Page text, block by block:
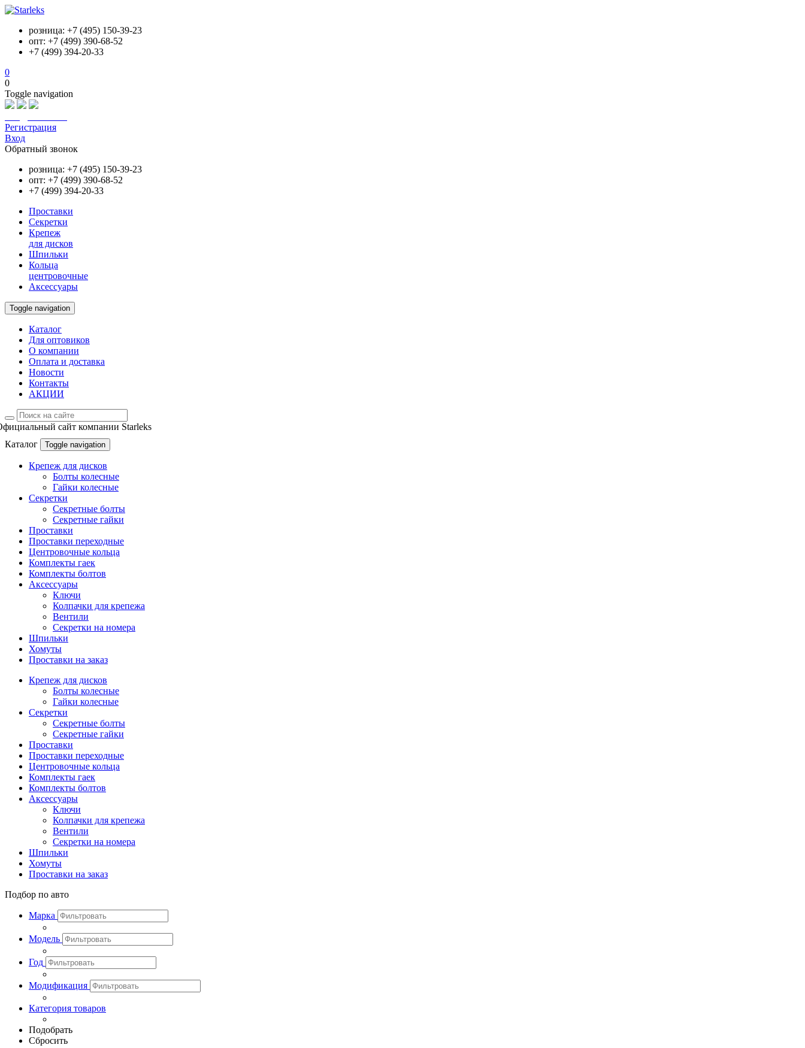
розница: +7 (495) 150-39-23
опт: +7 (499) 390-68-52
+7 (499) 394-20-33
0
0
Toggle navigation
Регистрация
Вход
Обратный звонок
розница: +7 (495) 150-39-23
опт: +7 (499) 390-68-52
+7 (499) 394-20-33
Проставки
Секретки
Крепеж
для дисков
Шпильки
Кольца
центровочные
Аксессуары
Toggle navigation
Каталог
Для оптовиков
О компании
Оплата и доставка
Новости
Контакты
АКЦИИ
сайт компании Starleks
Каталог
Toggle navigation
Крепеж для дисков
Болты колесные
Гайки колесные
Секретки
Секретные болты
Секретные гайки
Проставки
Проставки переходные
Центровочные кольца
Комплекты гаек
Комплекты болтов
Аксессуары
Ключи
Колпачки для крепежа
Вентили
Секретки на номера
Шпильки
Хомуты
Проставки на заказ
Крепеж для дисков
Болты колесные
Гайки колесные
Секретки
Секретные болты
Секретные гайки
Проставки
Проставки переходные
Центровочные кольца
Комплекты гаек
Комплекты болтов
Аксессуары
Ключи
Колпачки для крепежа
Вентили
Секретки на номера
Шпильки
Хомуты
Проставки на заказ
Подбор по авто
Марка
Модель
Год
Модификация
Категория товаров
Подобрать
Сбросить